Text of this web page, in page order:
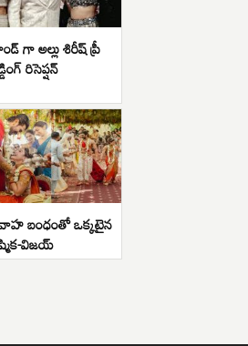
గా అల్లు శిరీష్ ప్రీ
రిసెప్షన్
బంధంతో ఒక్కటైన
విజయ్